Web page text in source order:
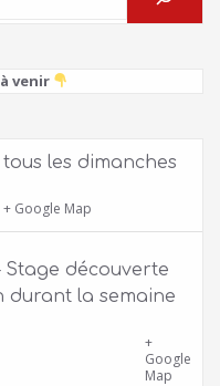
venir
les dimanches
+ Google Map
Stage découverte
durant la semaine
+
Google
Map